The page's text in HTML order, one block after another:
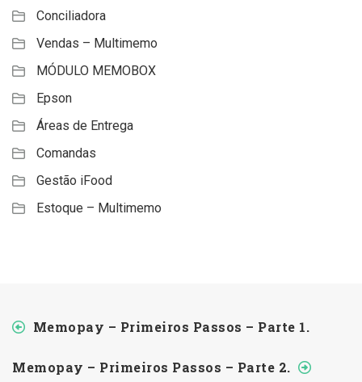
Conciliadora
Vendas – Multimemo
MÓDULO MEMOBOX
Epson
Áreas de Entrega
Comandas
Gestão iFood
Estoque – Multimemo
Memopay – Primeiros Passos – Parte 1.
Memopay – Primeiros Passos – Parte 2.